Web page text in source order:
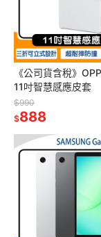
《公司貨含稅》
11吋智慧感應皮套
$990
$888